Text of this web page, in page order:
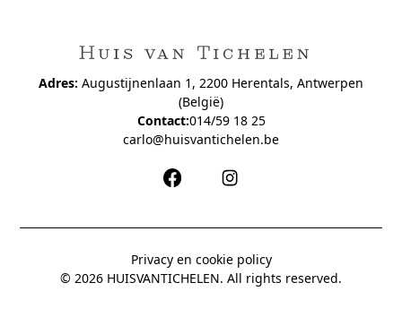
Adres: Augustijnenlaan 1, 2200 Herentals, Antwerpen
(België)
Contact:014/59 18 25
carlo@huisvantichelen.be
© 2026 HUISVANTICHELEN. All rights reserved.
Privacy en cookie policy